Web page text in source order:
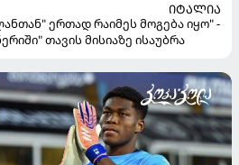
ᲘᲢᲐᲚᲘᲐ
ერთად რაიმეს მოგება იყო" -
თავის მისიაზე ისაუბრა